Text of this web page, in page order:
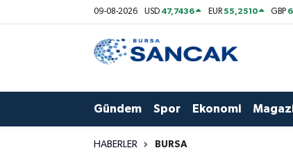
09-08-2026 USD 47,7436 EUR55,2510 GBP
Gündem Spor Ekonomi
HABERLER BURSA
Hava Durumu